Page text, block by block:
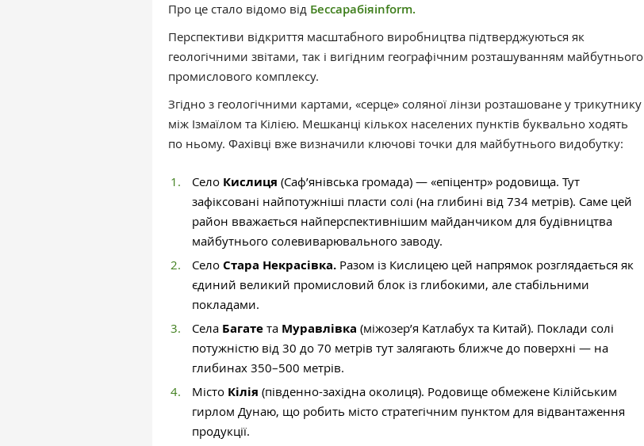
Про це стало відомо від Бессарабіяinform.
Перспективи відкриття масштабного виробництва підтверджуються як
геологічними звітами, так і вигідним географічним розташуванням майбутнього
промислового комплексу.
Згідно з геологічними картами, «серце» соляної лінзи розташоване у трикутнику
між Ізмаїлом та Кілією. Мешканці кількох населених пунктів буквально ходять
по ньому. Фахівці вже визначили ключові точки для майбутнього видобутку:
Село Кислиця (Саф’янівська громада) — «епіцентр» родовища. Тут
зафіксовані найпотужніші пласти солі (на глибині від 734 метрів). Саме цей
район вважається найперспективнішим майданчиком для будівництва
майбутнього солевиварювального заводу.
Село Стара Некрасівка. Разом із Кислицею цей напрямок розглядається як
єдиний великий промисловий блок із глибокими, але стабільними
покладами.
Села Багате та Муравлівка (міжозер’я Катлабух та Китай). Поклади солі
потужністю від 30 до 70 метрів тут залягають ближче до поверхні — на
глибинах 350–500 метрів.
Місто Кілія (південно-західна околиця). Родовище обмежене Кілійським
гирлом Дунаю, що робить місто стратегічним пунктом для відвантаження
продукції.